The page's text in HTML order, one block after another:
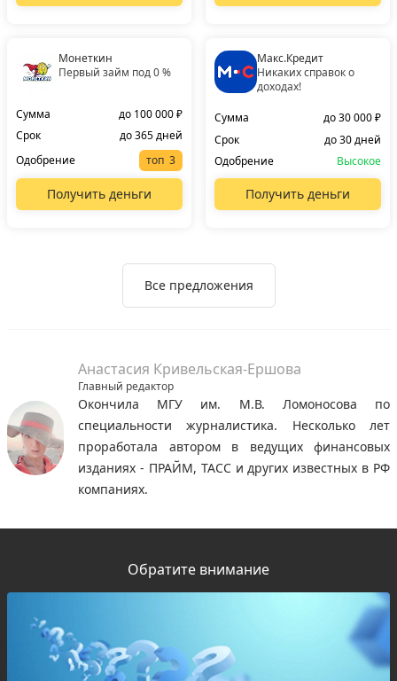
Монеткин
Первый займ под 0 %
Сумма
до 100 000 ₽
Срок
до 365 дней
Одобрение
топ
Получить деньги
Макс.Кредит
Никаких справок о
доходах!
Сумма
до 30 000 ₽
Срок
до 30 дней
Одобрение
Высокое
Получить деньги
Все предложения
Анастасия Кривельская-Ершова
Главный редактор
Окончила МГУ им. М.В. Ломоносова по
специальности журналистика. Несколько лет
проработала автором в ведущих финансовых
изданиях - ПРАЙМ, ТАСС и других известных в РФ
компаниях.
Обратите внимание